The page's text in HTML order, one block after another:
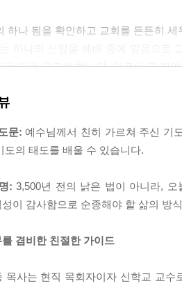
하나 됨을 확인하고 교회를 든든히
을 더욱 공고히 합니다. 이로써 그 지
문: 예수님께서 친히 가르쳐 주신 기
도의 태도를 배울 수 있습니다.
: 3,500년 전의 낡은 법이 아니라,
이 감사함으로 순종해야 할 삶의 방
겸비한 친절한 가이드
목사는 현직 목회자이자 신학교 교